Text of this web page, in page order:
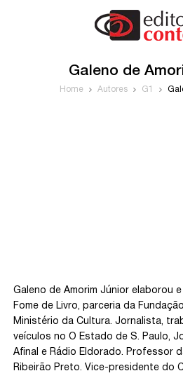
Galeno de
Home Autores G1
Galeno de Amorim Júnior elaborou
Fome de Livro, parceria da
Ministério da Cultura. Jornalista,
veículos no O Estado de S. Paulo,
Afinal e Rádio Eldorado. Professor
Ribeirão Preto. Vice-presidente do